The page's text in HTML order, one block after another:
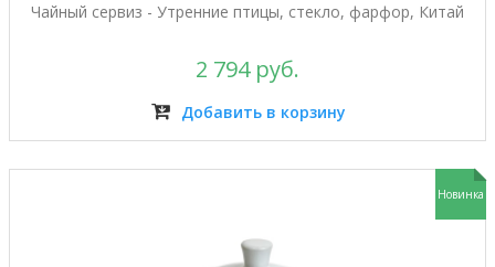
Чайный сервиз - Утренние птицы, стекло, фарфор, Китай
2 794 руб.
Добавить в корзину
Новинка